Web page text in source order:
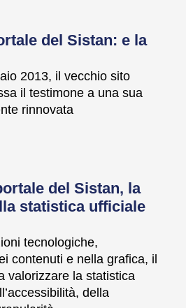
del Sistan: e la
2013, il vecchio sito
il testimone a una sua
rinnovata
del Sistan, la
statistica ufficiale
tecnologiche,
contenuti e nella grafica, il
valorizzare la statistica
della